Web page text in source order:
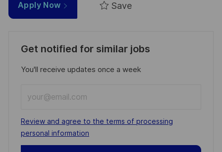
Apply Now Save
Get notified for similar jobs
You'll receive updates once a week
Email
address
(Required)
Required
Review and agree to the terms of processing
personal information